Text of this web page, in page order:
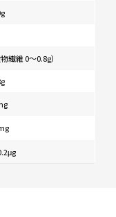
繊維 0〜0.8g）